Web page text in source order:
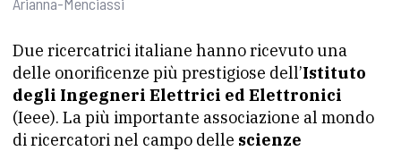
Due ricercatrici italiane hanno ricevuto una
delle onorificenze più prestigiose dell’Istituto
degli Ingegneri Elettrici ed Elettronici
(Ieee). La più importante associazione al mondo
di ricercatori nel campo delle scienze